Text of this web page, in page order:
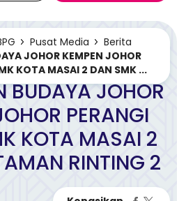
Pusat Media
Berita
JOHOR KEMPEN JOHOR
KOTA MASAI 2 DAN SMK ...
BUDAYA JOHOR
PERANGI
KOTA MASAI 2
RINTING 2